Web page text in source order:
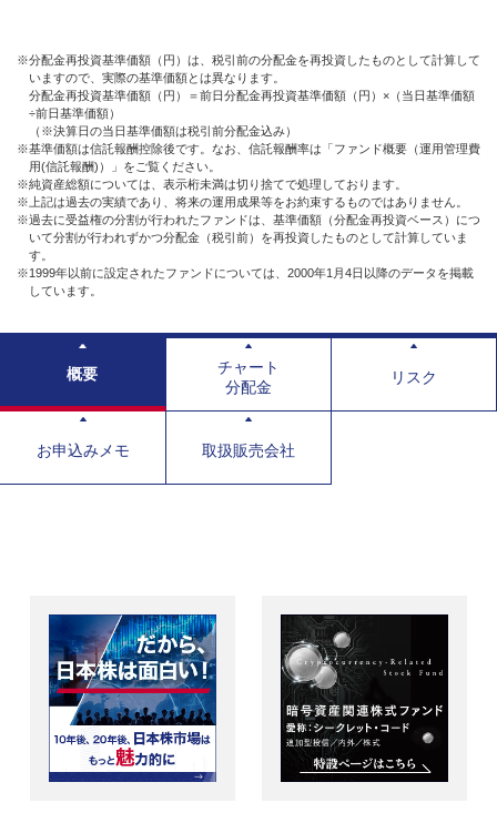
※分配金再投資基準価額（円）は、税引前の分配金を再投資したものとして計算して
いますので、実際の基準価額とは異なります。
分配金再投資基準価額（円）＝前日分配金再投資基準価額（円）×（当日基準価額
÷前日基準価額）
（※決算日の当日基準価額は税引前分配金込み）
※基準価額は信託報酬控除後です。なお、信託報酬率は「ファンド概要（運用管理費
用(信託報酬)）」をご覧ください。
※純資産総額については、表示桁未満は切り捨てで処理しております。
※上記は過去の実績であり、将来の運用成果等をお約束するものではありません。
※過去に受益権の分割が行われたファンドは、基準価額（分配金再投資ベース）につ
いて分割が行われずかつ分配金（税引前）を再投資したものとして計算していま
す。
※1999年以前に設定されたファンドについては、2000年1月4日以降のデータを掲載
しています。
概要
チャート
分配金
リスク
お申込みメモ 取扱販売会社